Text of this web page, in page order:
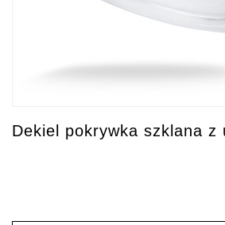
Dekiel pokrywka szklana z